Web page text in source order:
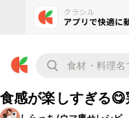
食感が楽しすぎる